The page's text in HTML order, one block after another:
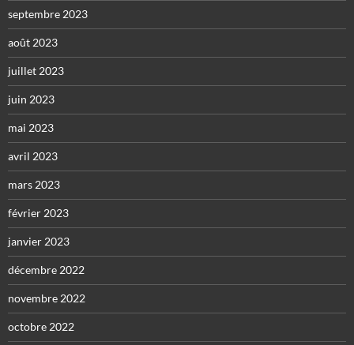
septembre 2023
août 2023
juillet 2023
juin 2023
mai 2023
avril 2023
mars 2023
février 2023
janvier 2023
décembre 2022
novembre 2022
octobre 2022